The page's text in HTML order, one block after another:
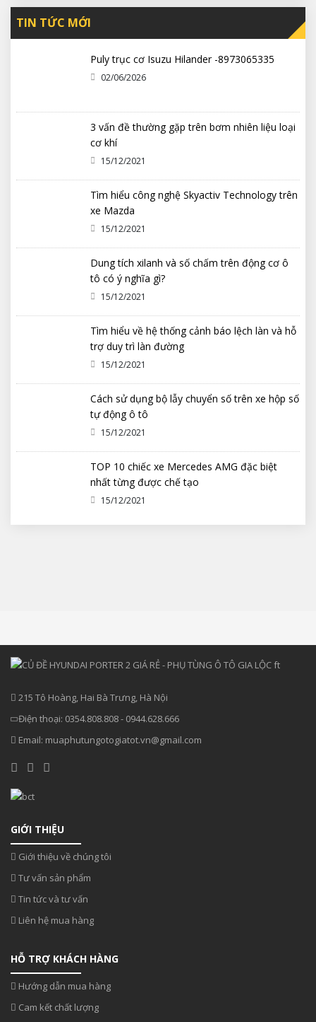
TIN TỨC MỚI
Puly trục cơ Isuzu Hilander -8973065335
02/06/2026
3 vấn đề thường gặp trên bơm nhiên liệu loại
cơ khí
15/12/2021
Tìm hiểu công nghệ Skyactiv Technology trên
xe Mazda
15/12/2021
Dung tích xilanh và số chấm trên động cơ ô
tô có ý nghĩa gì?
15/12/2021
Tìm hiểu về hệ thống cảnh báo lệch làn và hỗ
trợ duy trì làn đường
15/12/2021
Cách sử dụng bộ lẫy chuyển số trên xe hộp số
tự động ô tô
15/12/2021
TOP 10 chiếc xe Mercedes AMG đặc biệt
nhất từng được chế tạo
15/12/2021
215 Tô Hoàng, Hai Bà Trưng, Hà Nội
Điện thoại: 0354.808.808- 0944.628.666
Email: muaphutungotogiatot.vn@gmail.com
GIỚI THIỆU
Giới thiệu về chúng tôi
Tư vấn sản phẩm
Tin tức và tư vấn
Liên hệ mua hàng
HỖ TRỢ KHÁCH HÀNG
Hướng dẫn mua hàng
Cam kết chất lượng